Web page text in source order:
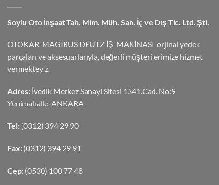
Soylu Oto İnşaat Tah. Mim. Müh. San. İç ve Dış Tic. Ltd. Şti.
OTOKAR-MAGIRUS DEUTZ İŞ MAKİNASI orjinal yedek
parçaları ve aksesuarlarıyla, değerli müşterilerimize hizmet
vermekteyiz.
Adres: İvedik Merkez Sanayi Sitesi 1341.Cad. No:9
Yenimahalle-ANKARA
Tel: (0312) 394 29 90
Fax: (0312) 394 29 91
Cep: (0530) 100 77 48